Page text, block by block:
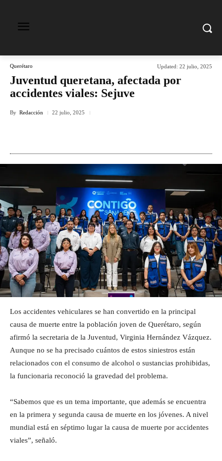
Querétaro Updated: 22 julio, 2025
Juventud queretana, afectada por
accidentes viales: Sejuve
By Redacción 22 julio, 2025
Los accidentes vehiculares se han convertido en la principal
causa de muerte entre la población joven de Querétaro, según
afirmó la secretaria de la Juventud, Virginia Hernández Vázquez.
Aunque no se ha precisado cuántos de estos siniestros están
relacionados con el consumo de alcohol o sustancias prohibidas,
la funcionaria reconoció la gravedad del problema.
“Sabemos que es un tema importante, que además se encuentra
en la primera y segunda causa de muerte en los jóvenes. A nivel
mundial está en séptimo lugar la causa de muerte por accidentes
viales”, señaló.